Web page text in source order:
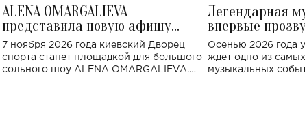
ALENA OMARGALIEVA
представила новую афишу
большого концерта во Дворце
спорта
7 ноября 2026 года киевский Дворец
спорта станет площадкой для большого
сольного шоу ALENA OMARGALIEVA.
Легендарная
впервые
Украине: где
Осенью 2026 года
ждет одно из
музыкальных